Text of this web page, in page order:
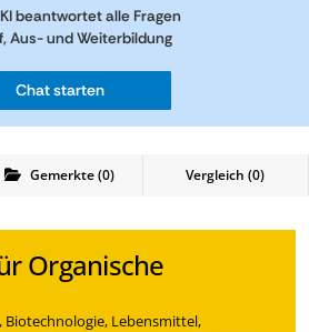
beantwortet alle Fragen
Aus- und Weiterbildung
Chat starten
Gemerkte(0) Vergleich (0)
Organische
Biotechnologie, Lebensmittel,